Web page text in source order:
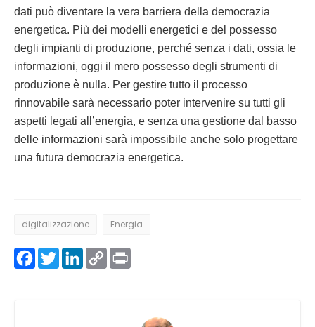
dati può diventare la vera barriera della democrazia
energetica. Più dei modelli energetici e del possesso
degli impianti di produzione, perché senza i dati, ossia le
informazioni, oggi il mero possesso degli strumenti di
produzione è nulla. Per gestire tutto il processo
rinnovabile sarà necessario poter intervenire su tutti gli
aspetti legati all’energia, e senza una gestione dal basso
delle informazioni sarà impossibile anche solo progettare
una futura democrazia energetica.
digitalizzazione Energia
Facebook
Twitter
LinkedIn
Copy